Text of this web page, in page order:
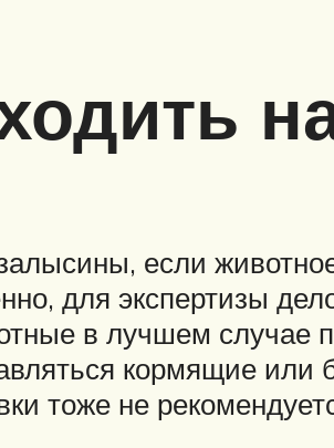
если
для экспертизы
в лучшем случае
кормящие
тоже не